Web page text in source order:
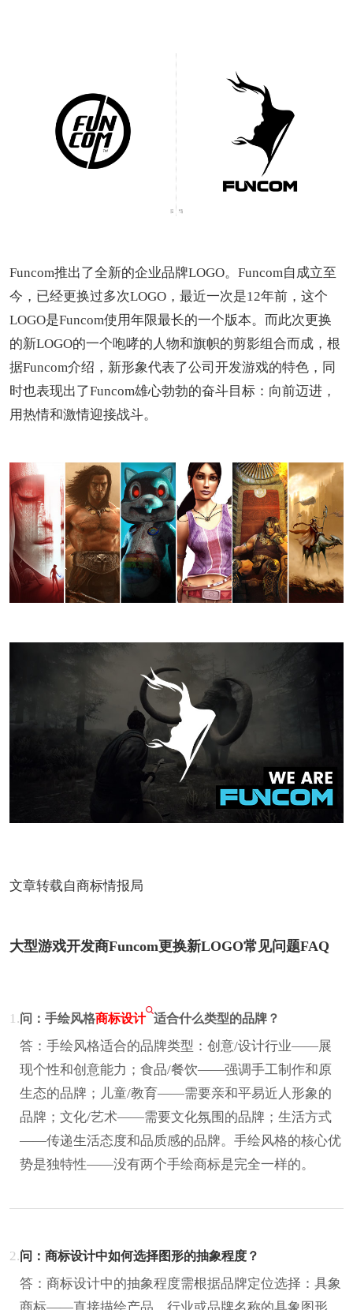
Funcom推出了全新的企业品牌LOGO。Funcom自成立至
今，已经更换过多次LOGO，最近一次是12年前，这个
LOGO是Funcom使用年限最长的一个版本。而此次更换
的新LOGO的一个咆哮的人物和旗帜的剪影组合而成，根
据Funcom介绍，新形象代表了公司开发游戏的特色，同
时也表现出了Funcom雄心勃勃的奋斗目标：向前迈进，
用热情和激情迎接战斗。
文章转载自商标情报局
大型游戏开发商Funcom更换新LOGO常见问题FAQ
1.问：手绘风格商标设计 适合什么类型的品牌？
答：手绘风格适合的品牌类型：创意/设计行业——展
现个性和创意能力；食品/餐饮——强调手工制作和原
生态的品牌；儿童/教育——需要亲和平易近人形象的
品牌；文化/艺术——需要文化氛围的品牌；生活方式
——传递生活态度和品质感的品牌。手绘风格的核心优
势是独特性——没有两个手绘商标是完全一样的。
2.问：商标设计中如何选择图形的抽象程度？
答：商标设计中的抽象程度需根据品牌定位选择：具象